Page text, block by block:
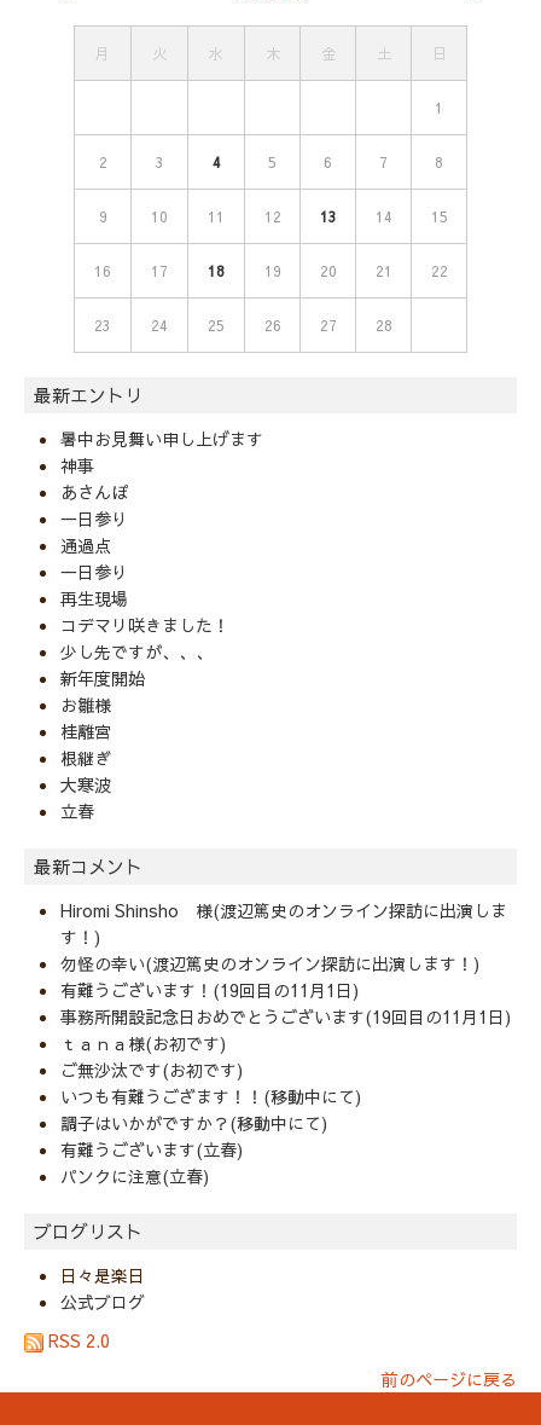
月 火 水 木 金 土 日
1
2 3 4 5 6 7 8
9 10 11 12 13 14 15
16 17 18 19 20 21 22
23 24 25 26 27 28
最新エントリ
暑中お見舞い申し上げます
神事
あさんぽ
一日参り
通過点
一日参り
再生現場
コデマリ咲きました！
少し先ですが、、、
新年度開始
お雛様
桂離宮
根継ぎ
大寒波
立春
最新コメント
Hiromi Shinsho 様(渡辺篤史のオンライン探訪に出演しま
す！)
勿怪の幸い(渡辺篤史のオンライン探訪に出演します！)
有難うございます！(19回目の11月1日)
事務所開設記念日おめでとうございます(19回目の11月1日)
ｔａｎａ様(お初です)
ご無沙汰です(お初です)
いつも有難うござます！！(移動中にて)
調子はいかがですか？(移動中にて)
有難うございます(立春)
パンクに注意(立春)
ブログリスト
日々是楽日
公式ブログ
RSS 2.0
前のページに戻る